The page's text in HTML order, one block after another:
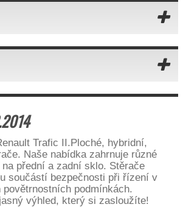
Trafic II.Ploché, hybridní,
Naše nabídka zahrnuje různé
přední a zadní sklo. Stěrače
součástí bezpečnosti při řízení v
povětrnostních podmínkách.
výhled, který si zasloužíte!